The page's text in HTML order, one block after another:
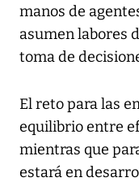
manos de
asumen labores
toma de
El reto para las
equilibrio entre
mientras que
estará en